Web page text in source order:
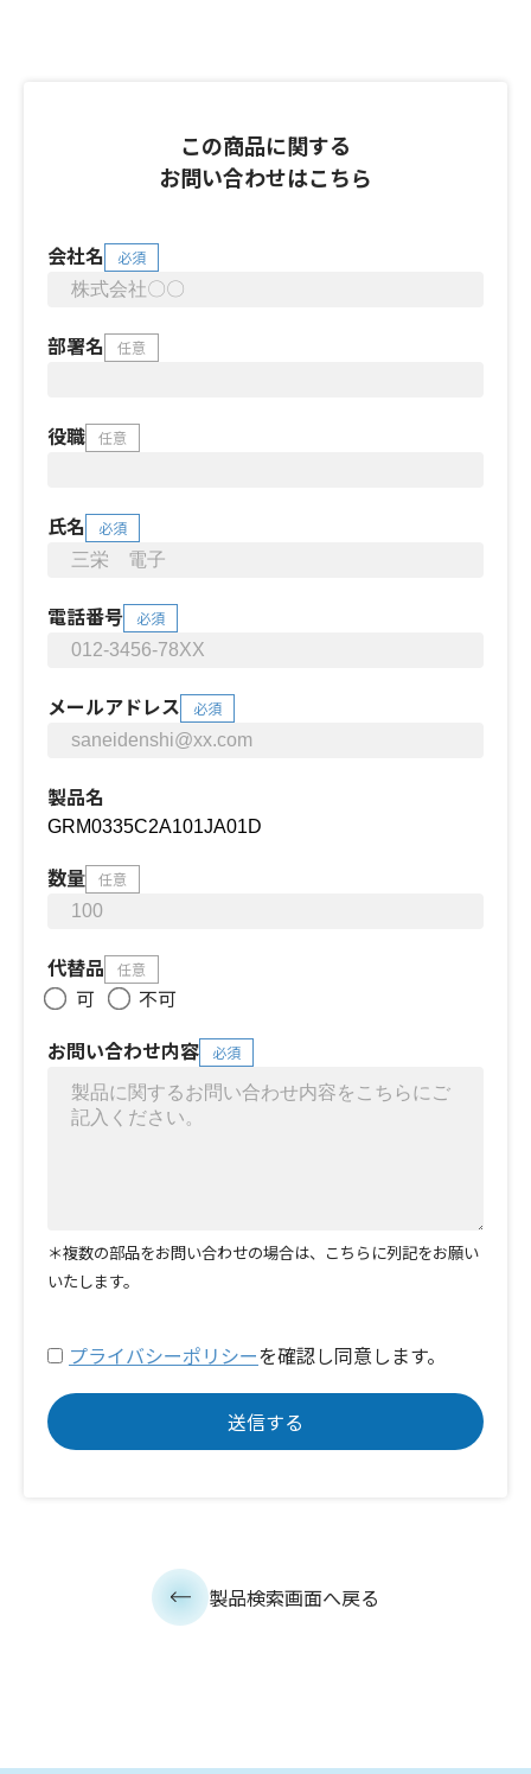
この商品に関する
お問い合わせはこちら
会社名 必須
部署名 任意
役職 任意
氏名 必須
電話番号 必須
メールアドレス 必須
製品名
数量 任意
代替品 任意
可
不可
お問い合わせ内容
必須
＊複数の部品をお問い合わせの場合は、こちらに列記をお願い
いたします。
プライバシーポリシーを確認し同意します。
製品検索画面へ戻る